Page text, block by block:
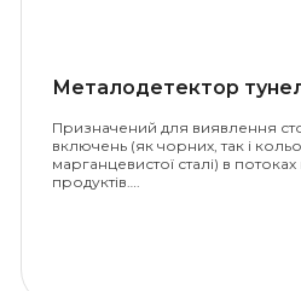
Металодетектор
Призначений для виявлення
включень (як чорних, так і
марганцевистої сталі) в
продуктів….